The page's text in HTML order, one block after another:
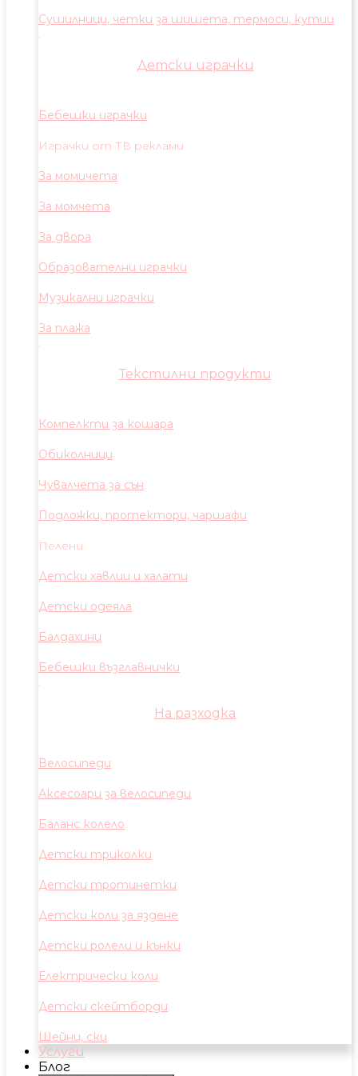
Сушилници, четки за шишета, термоси, кутии
Детски играчки
Бебешки играчки
Играчки от ТВ реклами
За момичета
За момчета
За двора
Образователни играчки
Музикални играчки
За плажа
Текстилни продукти
Компелкти за кошара
Обиколници
Чувалчета за сън
Подложки, протектори, чаршафи
Пелени
Детски хавлии и халати
Детски одеяла
Балдахини
Бебешки възглавнички
На разходка
Велосипеди
Аксесоари за велосипеди
Баланс колело
Детски триколки
Детски тротинетки
Детски коли за яздене
Детски ролели и кънки
Електрически коли
Детски скейтборди
Шейни, ски
Услуги
Блог